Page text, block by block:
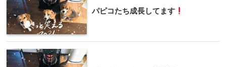
パピコたち成長してます